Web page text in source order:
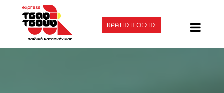
ΚΡΑΤΗΣΗ ΘΕΣΗΣ